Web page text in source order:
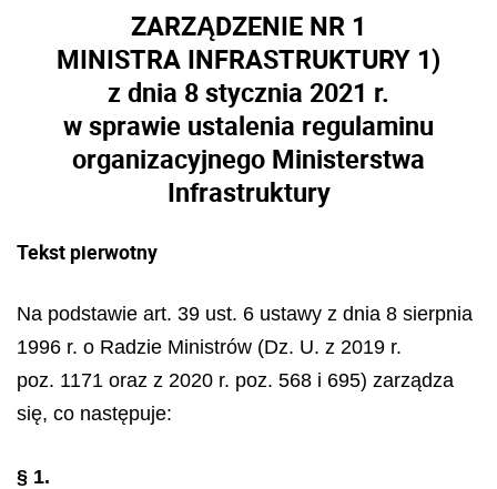
ZARZĄDZENIE NR 1
MINISTRA INFRASTRUKTURY 1)
z dnia 8 stycznia 2021 r.
w sprawie ustalenia regulaminu
organizacyjnego Ministerstwa
Infrastruktury
Tekst pierwotny
Na podstawie art. 39 ust. 6 ustawy z dnia 8 sierpnia
1996 r. o Radzie Ministrów (Dz. U. z 2019 r.
poz. 1171 oraz z 2020 r. poz. 568 i 695) zarządza
się, co następuje:
§ 1.